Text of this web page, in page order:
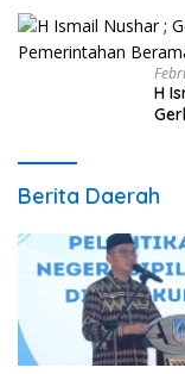
H
Berita Daerah